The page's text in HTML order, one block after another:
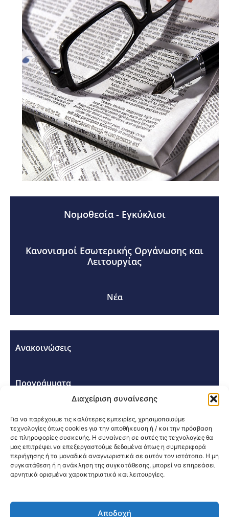
Διαχείριση συναίνεσης
Για να παρέχουμε τις καλύτερες εμπειρίες, χρησιμοποιούμε
τεχνολογίες όπως cookies για την αποθήκευση ή / και την πρόσβαση
σε πληροφορίες συσκευής. Η συναίνεση σε αυτές τις τεχνολογίες θα
μας επιτρέψει να επεξεργαστούμε δεδομένα όπως η συμπεριφορά
περιήγησης ή τα μοναδικά αναγνωριστικά σε αυτόν τον ιστότοπο. Η μη
συγκατάθεση ή η ανάκληση της συγκατάθεσης, μπορεί να επηρεάσει
αρνητικά ορισμένα χαρακτηριστικά και λειτουργίες.
Αποδοχή
Νομοθεσία - Εγκύκλιοι
Κανονισμοί Εσωτερικής Οργάνωσης και
Λειτουργίας
Νέα
Ανακοινώσεις
Προγράμματα
Σεμινάρια - Συνέδρια